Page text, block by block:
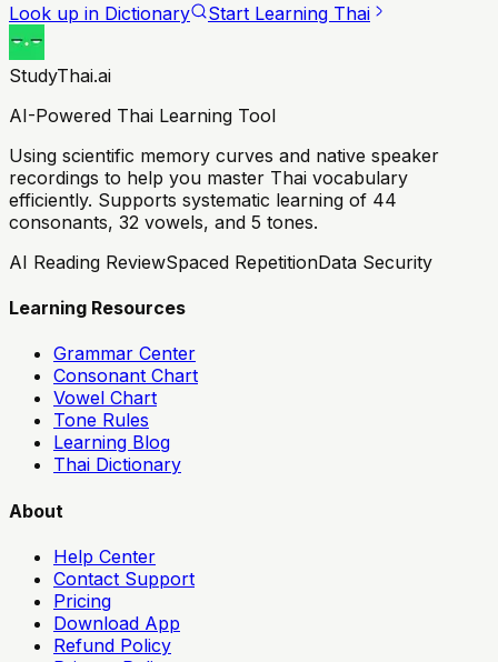
Look up in Dictionary Start Learning Thai
StudyThai.ai
AI-Powered Thai Learning Tool
Using scientific memory curves and native speaker
recordings to help you master Thai vocabulary
efficiently. Supports systematic learning of 44
consonants, 32 vowels, and 5 tones.
AI Reading ReviewSpaced RepetitionData Security
Learning Resources
Grammar Center
Consonant Chart
Vowel Chart
Tone Rules
Learning Blog
Thai Dictionary
About
Help Center
Contact Support
Pricing
Download App
Refund Policy